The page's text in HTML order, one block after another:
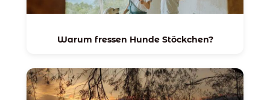
Warum fressen Hunde Stöckchen?